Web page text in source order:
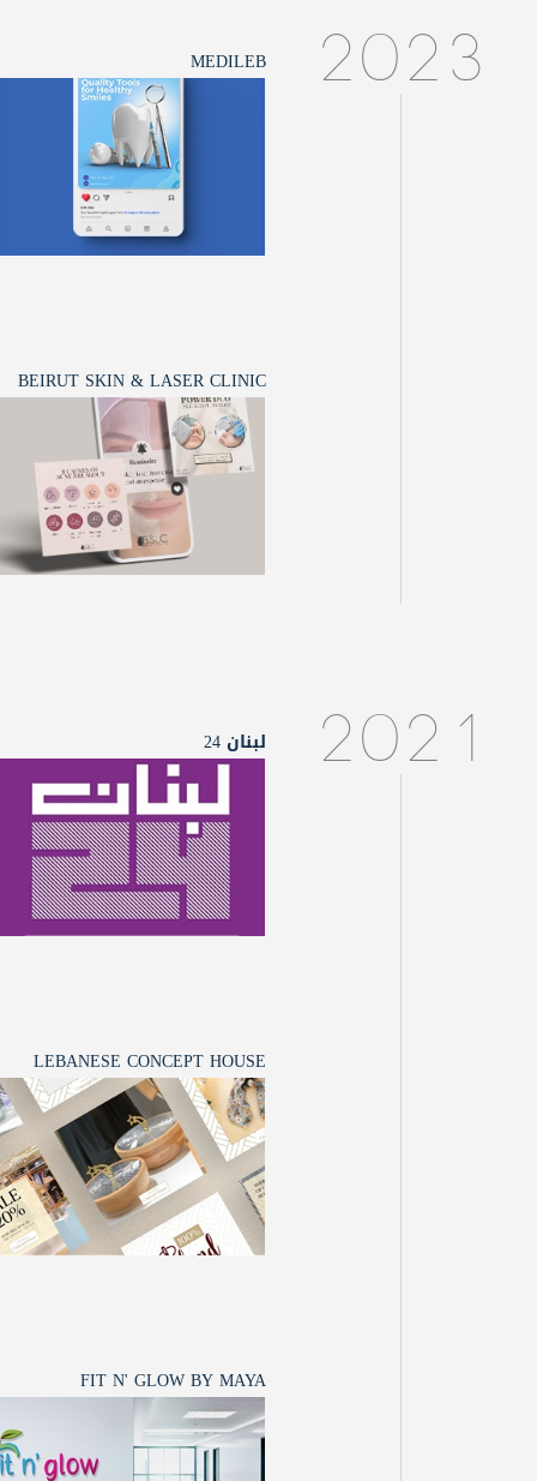
2023
MEDILEB
BEIRUT SKIN & LASER CLINIC
2021 لبنان 24
LEBANESE CONCEPT HOUSE
FIT N' GLOW BY MAYA